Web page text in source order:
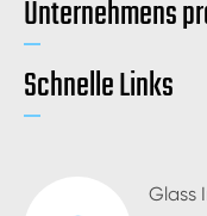
Unternehmens
Schnelle Links
Glass